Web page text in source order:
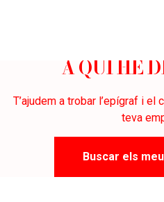
A QUI HE
T’ajudem a trobar l’epígraf i
teva
Buscar els